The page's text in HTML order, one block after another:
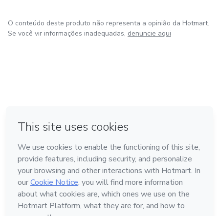
O conteúdo deste produto não representa a opinião da Hotmart.
Se você vir informações inadequadas, denuncie aqui
Feito com ❤ em Bogotá
Conheça a Hotmart
Idioma